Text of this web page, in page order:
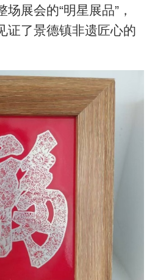
展会的“明星展品”，
证了景德镇非遗匠心的